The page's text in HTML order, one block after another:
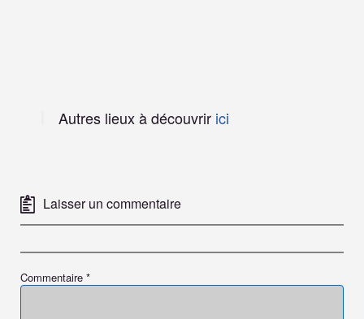
Autres lieux à découvrir ici
Laisser un commentaire
Commentaire *